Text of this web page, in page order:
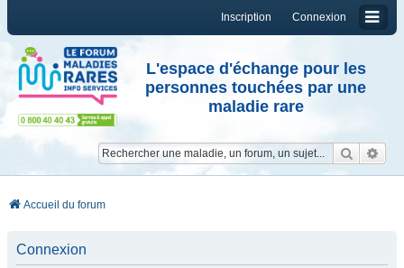
Connexion
Inscription
L'espace d'échange pour les
personnes touchées par une
maladie rare
Accueil du forum
Connexion